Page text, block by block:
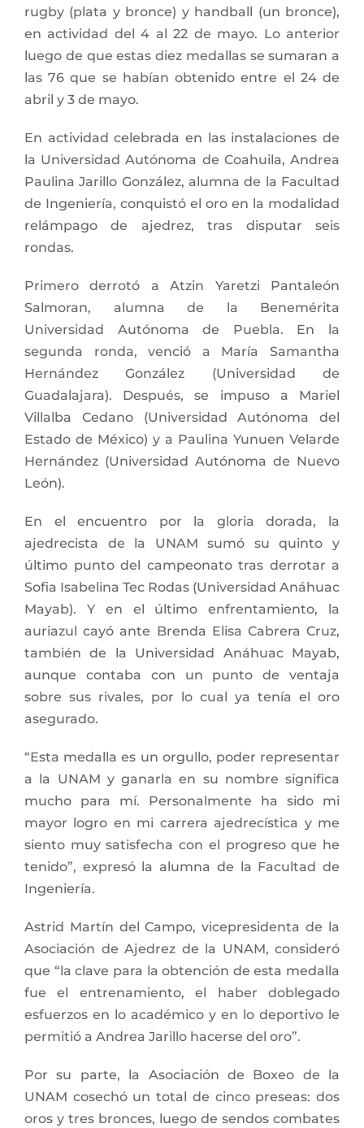
rugby (plata y bronce) y handball (un bronce),
en actividad del 4 al 22 de mayo. Lo anterior
luego de que estas diez medallas se sumaran a
las 76 que se habían obtenido entre el 24 de
abril y 3 de mayo.
En actividad celebrada en las instalaciones de
la Universidad Autónoma de Coahuila, Andrea
Paulina Jarillo González, alumna de la Facultad
de Ingeniería, conquistó el oro en la modalidad
relámpago de ajedrez, tras disputar seis
rondas.
Primero derrotó a Atzin Yaretzi Pantaleón
Salmoran, alumna de la Benemérita
Universidad Autónoma de Puebla. En la
segunda ronda, venció a María Samantha
Hernández González (Universidad de
Guadalajara). Después, se impuso a Mariel
Villalba Cedano (Universidad Autónoma del
Estado de México) y a Paulina Yunuen Velarde
Hernández (Universidad Autónoma de Nuevo
León).
En el encuentro por la gloria dorada, la
ajedrecista de la UNAM sumó su quinto y
último punto del campeonato tras derrotar a
Sofia Isabelina Tec Rodas (Universidad Anáhuac
Mayab). Y en el último enfrentamiento, la
auriazul cayó ante Brenda Elisa Cabrera Cruz,
también de la Universidad Anáhuac Mayab,
aunque contaba con un punto de ventaja
sobre sus rivales, por lo cual ya tenía el oro
asegurado.
“Esta medalla es un orgullo, poder representar
a la UNAM y ganarla en su nombre significa
mucho para mí. Personalmente ha sido mi
mayor logro en mi carrera ajedrecística y me
siento muy satisfecha con el progreso que he
tenido”, expresó la alumna de la Facultad de
Ingeniería.
Astrid Martín del Campo, vicepresidenta de la
Asociación de Ajedrez de la UNAM, consideró
que “la clave para la obtención de esta medalla
fue el entrenamiento, el haber doblegado
esfuerzos en lo académico y en lo deportivo le
permitió a Andrea Jarillo hacerse del oro”.
Por su parte, la Asociación de Boxeo de la
UNAM cosechó un total de cinco preseas: dos
oros y tres bronces, luego de sendos combates